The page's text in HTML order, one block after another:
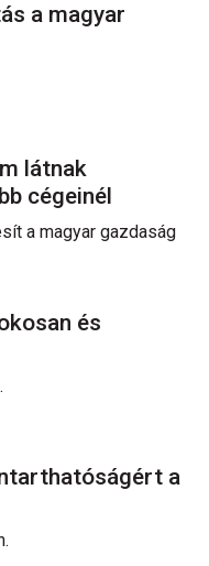
a magyar
látnak
cégeinél
a magyar gazdaság
és
a